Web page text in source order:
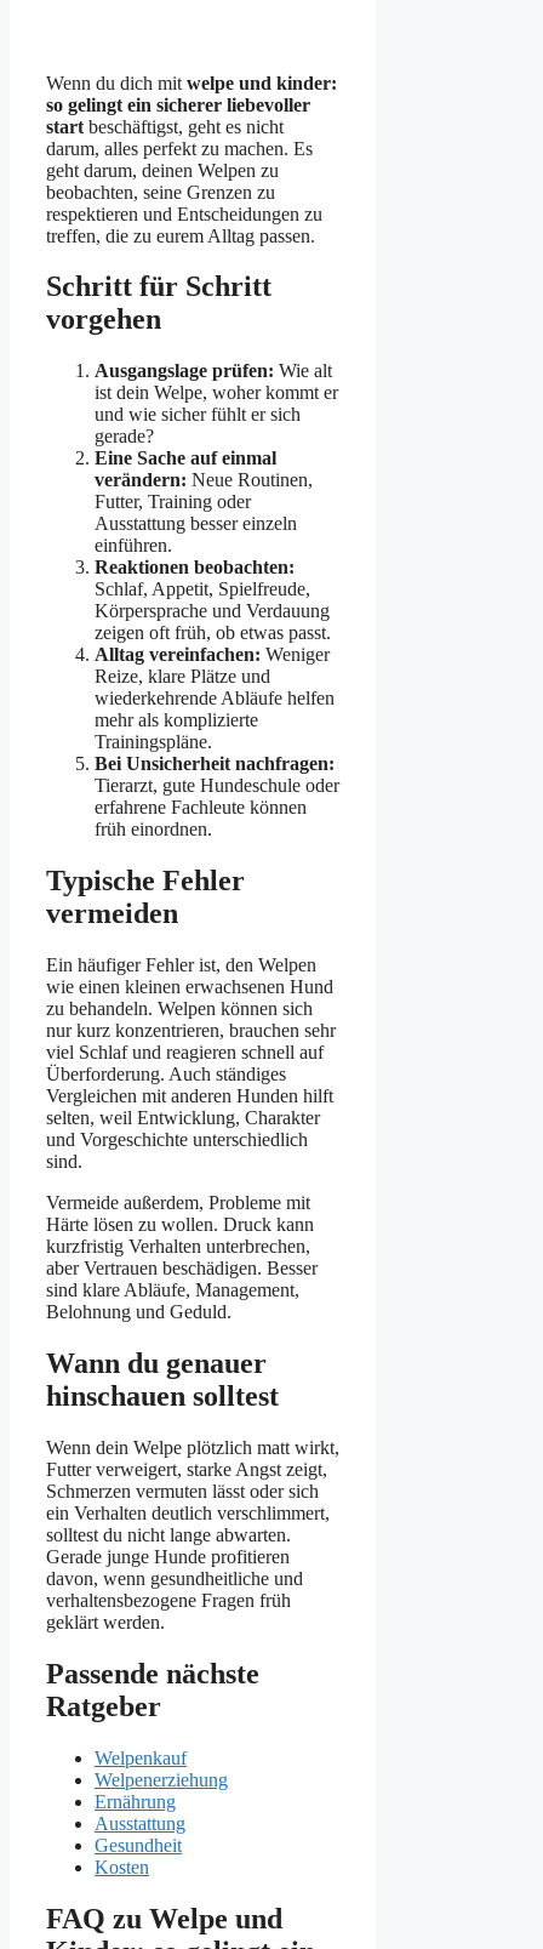
Wenn du dich mit welpe und kinder:
so gelingt ein sicherer liebevoller
start beschäftigst, geht es nicht
darum, alles perfekt zu machen. Es
geht darum, deinen Welpen zu
beobachten, seine Grenzen zu
respektieren und Entscheidungen zu
treffen, die zu eurem Alltag passen.
Schritt für Schritt
vorgehen
Ausgangslage prüfen: Wie alt
ist dein Welpe, woher kommt er
und wie sicher fühlt er sich
gerade?
Eine Sache auf einmal
verändern: Neue Routinen,
Futter, Training oder
Ausstattung besser einzeln
einführen.
Reaktionen beobachten:
Schlaf, Appetit, Spielfreude,
Körpersprache und Verdauung
zeigen oft früh, ob etwas passt.
Alltag vereinfachen: Weniger
Reize, klare Plätze und
wiederkehrende Abläufe helfen
mehr als komplizierte
Trainingspläne.
Bei Unsicherheit nachfragen:
Tierarzt, gute Hundeschule oder
erfahrene Fachleute können
früh einordnen.
Typische Fehler
vermeiden
Ein häufiger Fehler ist, den Welpen
wie einen kleinen erwachsenen Hund
zu behandeln. Welpen können sich
nur kurz konzentrieren, brauchen sehr
viel Schlaf und reagieren schnell auf
Überforderung. Auch ständiges
Vergleichen mit anderen Hunden hilft
selten, weil Entwicklung, Charakter
und Vorgeschichte unterschiedlich
sind.
Vermeide außerdem, Probleme mit
Härte lösen zu wollen. Druck kann
kurzfristig Verhalten unterbrechen,
aber Vertrauen beschädigen. Besser
sind klare Abläufe, Management,
Belohnung und Geduld.
Wann du genauer
hinschauen solltest
Wenn dein Welpe plötzlich matt wirkt,
Futter verweigert, starke Angst zeigt,
Schmerzen vermuten lässt oder sich
ein Verhalten deutlich verschlimmert,
solltest du nicht lange abwarten.
Gerade junge Hunde profitieren
davon, wenn gesundheitliche und
verhaltensbezogene Fragen früh
geklärt werden.
Passende nächste
Ratgeber
Welpenkauf
Welpenerziehung
Ernährung
Ausstattung
Gesundheit
Kosten
FAQ zu Welpe und